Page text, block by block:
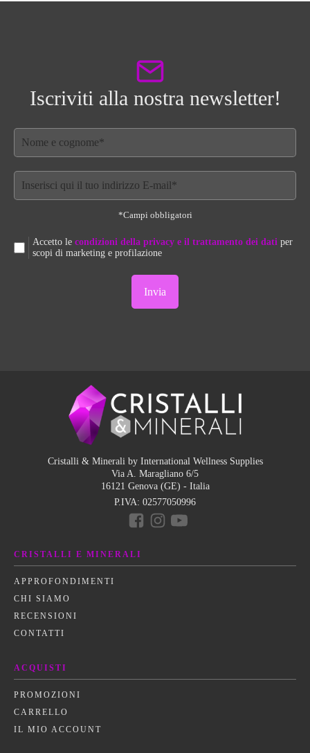
Iscriviti alla nostra newsletter!
*Campi obbligatori
Accetto le condizioni della privacy e il trattamento dei dati per
scopi di marketing e profilazione
Cristalli & Minerali by International Wellness Supplies
Via A. Maragliano 6/5
16121 Genova (GE) - Italia
P.IVA: 02577050996
CRISTALLI E MINERALI
APPROFONDIMENTI
CHI SIAMO
RECENSIONI
CONTATTI
ACQUISTI
PROMOZIONI
CARRELLO
IL MIO ACCOUNT